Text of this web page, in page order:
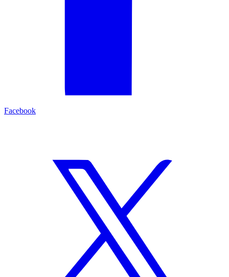
Facebook